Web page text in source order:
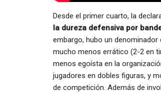
Desde el primer cuarto, la
la dureza defensiva por
embargo, hubo un denominador
mucho menos errático (2-2 en
menos egoísta en la
jugadores en dobles figuras, y
de competición. Además de